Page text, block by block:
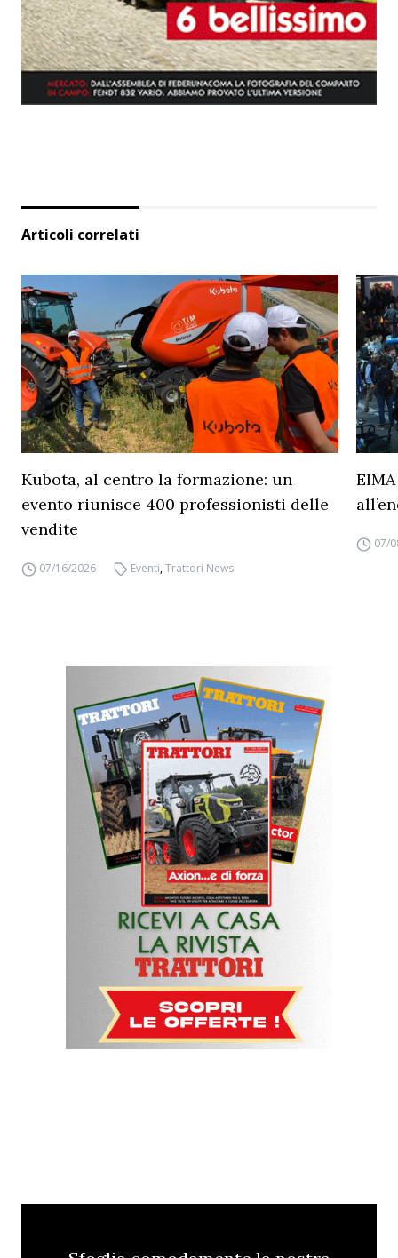
Articoli correlati
Kubota, al centro la formazione: un
evento riunisce 400 professionisti delle
vendite
07/16/2026 Eventi,Trattori News
07/